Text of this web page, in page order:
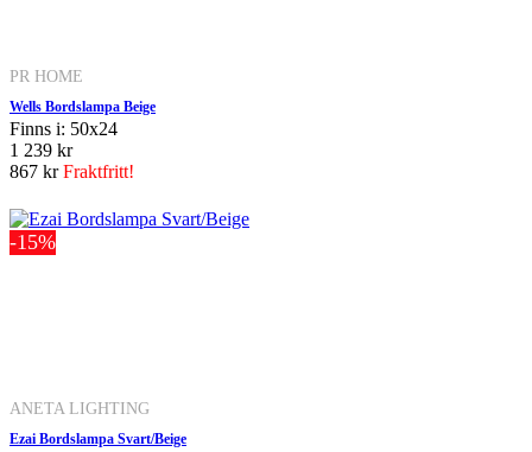
PR HOME
Wells Bordslampa Beige
Finns i: 50x24
1 239 kr
867 krFraktfritt!
-15%
ANETA LIGHTING
Ezai Bordslampa Svart/Beige